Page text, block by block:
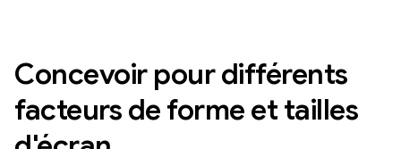
Concevoir pour différents
facteurs de forme et tailles